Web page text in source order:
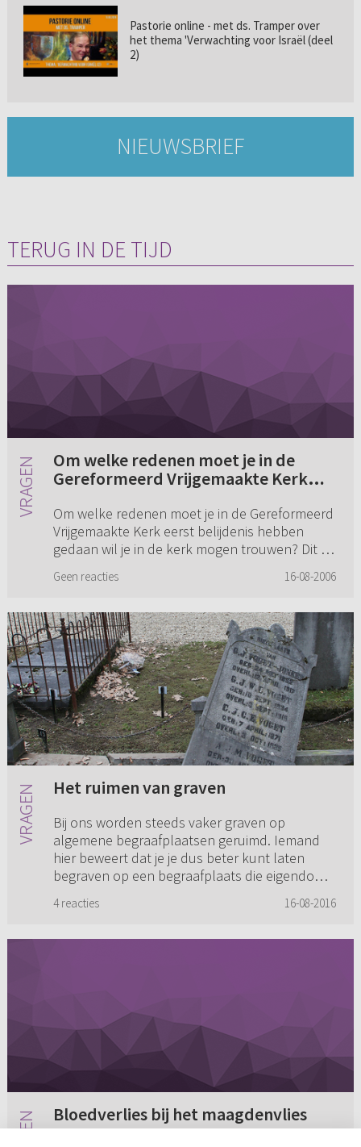
Pastorie online - met ds. Tramper over
het thema 'Verwachting voor Israël (deel
2)
NIEUWSBRIEF
TERUG IN DE TIJD
Om welke redenen moet je in de
Gereformeerd Vrijgemaakte Kerk
in de kerk mogen trouwen? (...)
Om welke redenen moet je in de Gereformeerd
Vrijgemaakte Kerk eerst belijdenis hebben
gedaan wil je in de kerk mogen trouwen? Dit is
Gem., enz?
Geen reacties 16-08-2006
Het ruimen van graven
Bij ons worden steeds vaker graven op
algemene begraafplaatsen geruimd. Iemand
hier beweert dat je je dus beter kunt laten
begraven op een begraafplaats die eigendom
4 reacties 16-08-2016
Bloedverlies bij het maagdenvlies